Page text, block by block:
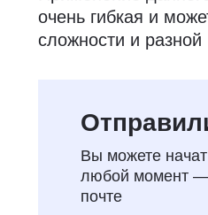
очень гибкая и
сложности и
обучения
Узнайте, как
Монтессори
Вы можете
любой момент —
почте